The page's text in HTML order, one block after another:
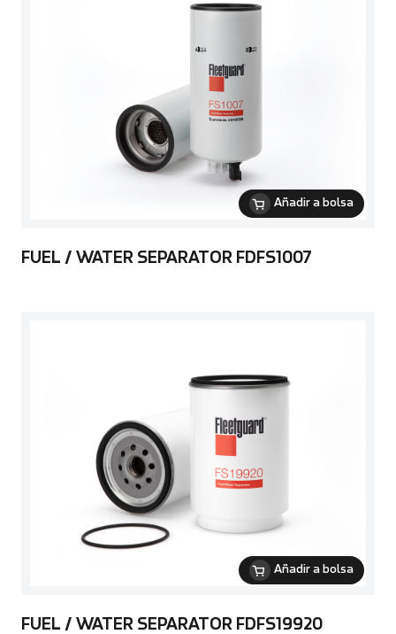
Añadir a bolsa
FUEL / WATER SEPARATOR FDFS1007
Añadir a bolsa
FUEL / WATER SEPARATOR FDFS19920